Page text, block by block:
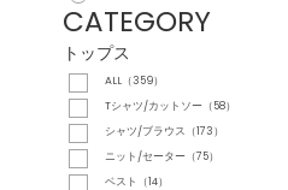
CATEGORY
トップス
ALL（359）
Tシャツ/カットソー（58）
シャツ/ブラウス（173）
ニット/セーター（75）
ベスト（14）